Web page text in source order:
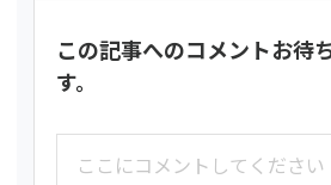
この記事へのコメントお待
す。